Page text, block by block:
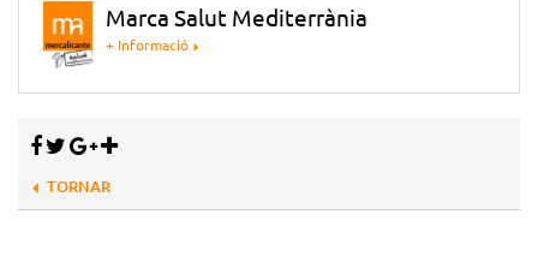
Marca Salut Mediterrània
+ Informació
TORNAR